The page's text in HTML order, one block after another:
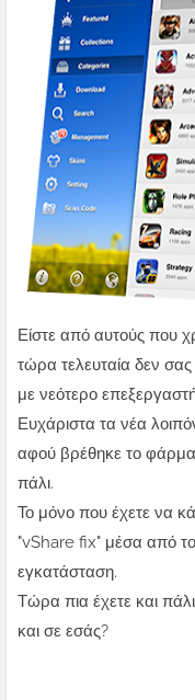
Είστε από αυτούς που
τώρα τελευταία δεν σας
με νεότερο
Ευχάριστα τα νέα
αφού βρέθηκε το
πάλι.
Το μόνο που έχετε να
"vShare fix" μέσα από
εγκατάσταση.
Τώρα πια έχετε και
και σε εσάς?